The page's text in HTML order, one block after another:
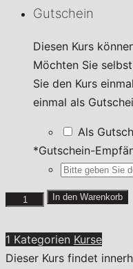
Gutschein
Diesen Kurs
Möchten Sie
Sie den Kurs
einmal als
Als
*Gutschein-
Provenzalische
Menge
In den Warenkorb
1 Kategorien Kurse
Dieser Kurs findet